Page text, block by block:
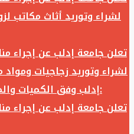
لشراء وتوريد أثاث مكاتب
تعلن جامعة إدلب عن إجراء
لشراء وتوريد زجاجيات ومواد
إدلب وفق الكميات والمواصفات المحددة أدناه:
تعلن جامعة إدلب عن إجراء